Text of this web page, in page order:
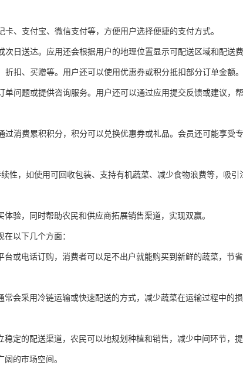
、支付宝、微信支付等，方便用户选择便捷的支付方式。
日送达。应用还会根据用户的地理位置显示可配送区域和配送费
扣、买赠等。用户还可以使用优惠券或积分抵扣部分订单金额。
问题或提供咨询服务。用户还可以通过应用提交反馈或建议，
消费累积积分，积分可以兑换优惠券或礼品。会员还可能享受
性，如使用可回收包装、支持有机蔬菜、减少食物浪费等，吸引
验，同时帮助农民和供应商拓展销售渠道，实现双赢。
以下几个方面：
或电话订购，消费者可以足不出户就能购买到新鲜的蔬菜，节
会采用冷链运输或快速配送的方式，减少蔬菜在运输过程中的
定的配送渠道，农民可以地规划种植和销售，减少中间环节，
的市场空间。